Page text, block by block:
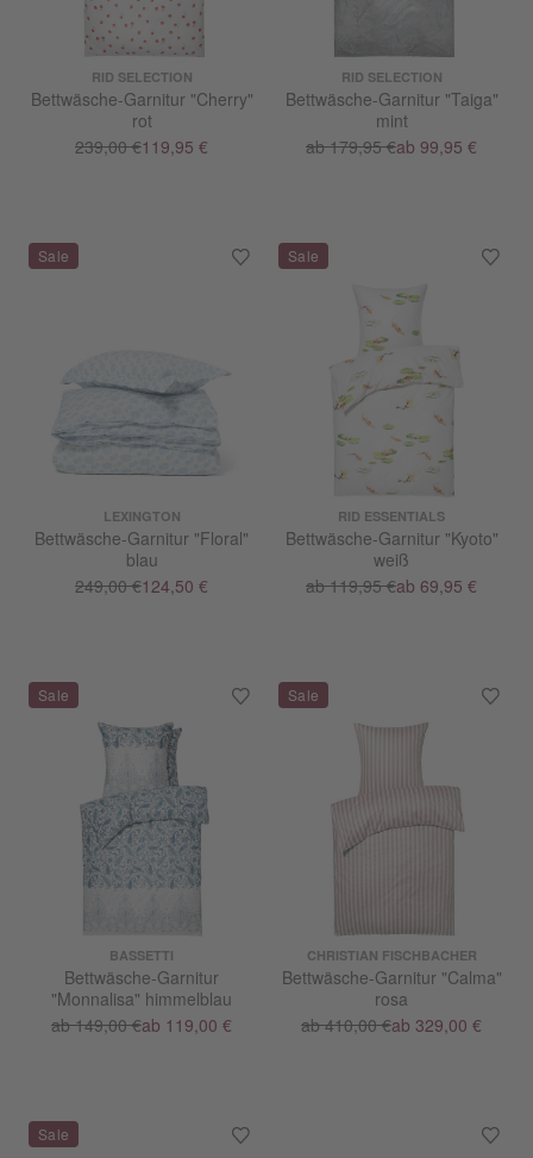
RID SELECTION
Bettwäsche-Garnitur "Cherry"
rot
239,00 €119,95 €
RID SELECTION
Bettwäsche-Garnitur "Taiga"
mint
ab 179,95 €ab 99,95 €
LEXINGTON
Bettwäsche-Garnitur "Floral"
blau
249,00 €124,50 €
RID ESSENTIALS
Bettwäsche-Garnitur "Kyoto"
weiß
ab 119,95 €ab 69,95 €
BASSETTI
Bettwäsche-Garnitur
"Monnalisa" himmelblau
ab 149,00 €ab 119,00 €
CHRISTIAN FISCHBACHER
Bettwäsche-Garnitur "Calma"
rosa
ab 410,00 €ab 329,00 €